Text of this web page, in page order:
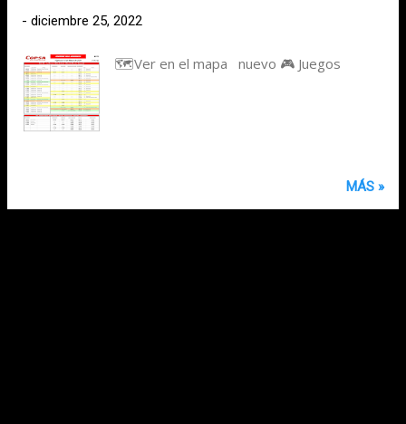
- diciembre 25, 2022
🗺️Ver en el mapa nuevo 🎮 Juegos
MÁS »